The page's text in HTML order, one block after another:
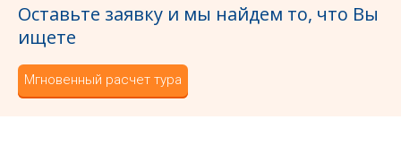
Оставьте заявку и мы найдем то, что Вы
ищете
Мгновенный расчет тура